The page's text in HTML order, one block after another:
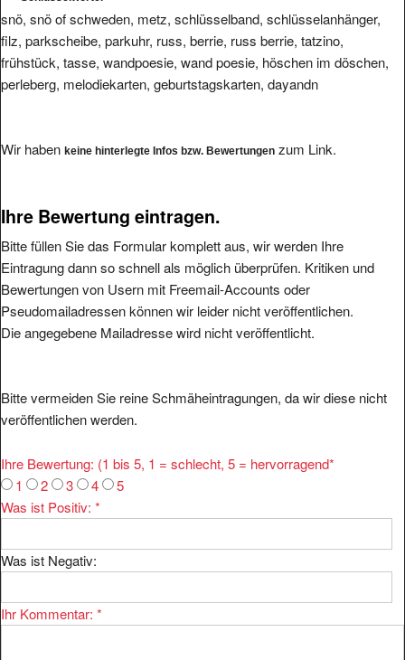
snö, snö of schweden, metz, schlüsselband, schlüsselanhänger,
filz, parkscheibe, parkuhr, russ, berrie, russ berrie, tatzino,
frühstück, tasse, wandpoesie, wand poesie, höschen im döschen,
perleberg, melodiekarten, geburtstagskarten, dayandn
Wir haben keine hinterlegte Infos bzw. Bewertungen zum Link.
Ihre Bewertung eintragen.
Bitte füllen Sie das Formular komplett aus, wir werden Ihre
Eintragung dann so schnell als möglich überprüfen. Kritiken und
Bewertungen von Usern mit Freemail-Accounts oder
Pseudomailadressen können wir leider nicht veröffentlichen.
Die angegebene Mailadresse wird nicht veröffentlicht.
Bitte vermeiden Sie reine Schmäheintragungen, da wir diese nicht
veröffentlichen werden.
Ihre Bewertung: (1 bis 5, 1 = schlecht, 5 = hervorragend*
1
2 3 4
5
Was ist Positiv: *
Was ist Negativ:
Ihr Kommentar: *